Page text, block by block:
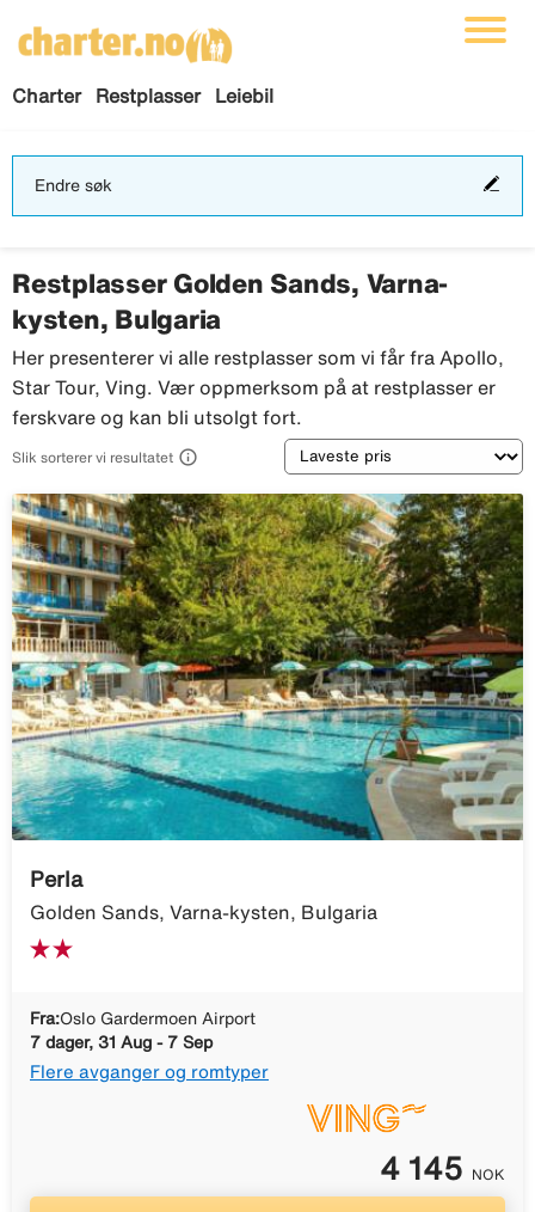
Charter Restplasser Leiebil
Endre søk
Restplasser Golden Sands, Varna-
kysten, Bulgaria
Her presenterer vi alle restplasser som vi får fra Apollo,
Star Tour, Ving. Vær oppmerksom på at restplasser er
ferskvare og kan bli utsolgt fort.
Slik sorterer vi resultatet  Sortering
Perla
Golden Sands, Varna-kysten, Bulgaria
Fra:Oslo Gardermoen Airport
7 dager, 31 Aug - 7 Sep
Flere avganger og romtyper
4 145 NOK